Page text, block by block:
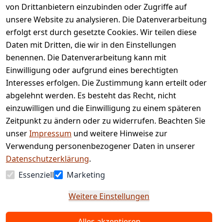
von Drittanbietern einzubinden oder Zugriffe auf
unsere Website zu analysieren. Die Datenverarbeitung
erfolgt erst durch gesetzte Cookies. Wir teilen diese
Daten mit Dritten, die wir in den Einstellungen
benennen. Die Datenverarbeitung kann mit
Einwilligung oder aufgrund eines berechtigten
Interesses erfolgen. Die Zustimmung kann erteilt oder
abgelehnt werden. Es besteht das Recht, nicht
einzuwilligen und die Einwilligung zu einem späteren
Zeitpunkt zu ändern oder zu widerrufen. Beachten Sie
unserImpressum und weitere Hinweise zur
Verwendung personenbezogener Daten in unserer
Datenschutzerklärung.
Essenziell
Marketing
Weitere Einstellungen
Rechtliches
AGB
Impressum
Datenschutze
rklärung
Barrierefreihe
itserklärung
Widerrufsrec
ht
Services
Kontakt
Registrieren
Retourenpo
rtal
Vertrag
widerrufen